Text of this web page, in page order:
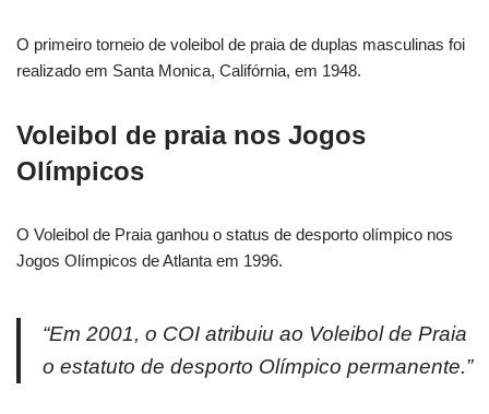
O primeiro torneio de voleibol de praia de duplas masculinas foi
realizado em Santa Monica, Califórnia, em 1948.
Voleibol de praia nos Jogos
Olímpicos
O Voleibol de Praia ganhou o status de desporto olímpico nos
Jogos Olímpicos de Atlanta em 1996.
“Em 2001, o COI atribuiu ao Voleibol de Praia
o estatuto de desporto Olímpico permanente.”